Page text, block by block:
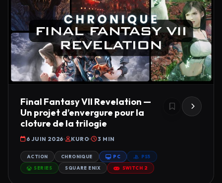
Final Fantasy VII Revelation —
Un projet d’envergure pour la
cloture de la trilogie
6 JUIN 2026 KURO 3 MIN
ACTION CHRONIQUE PC PS5
SERIES SQUARE ENIX SWITCH 2